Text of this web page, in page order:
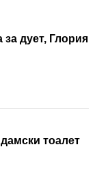
дует, Глория
тоалет